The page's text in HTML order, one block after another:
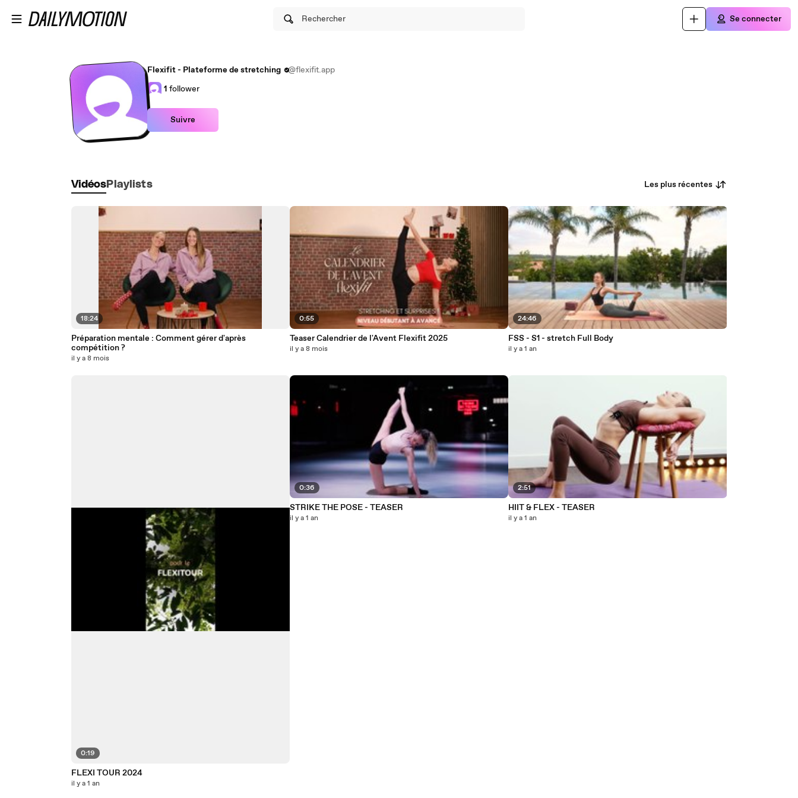
Rechercher Se connecter
Flexifit - Plateforme de stretching
@flexifit.app
1 follower
Suivre
Vidéos Playlists Les plus récentes
18:24
Préparation mentale : Comment gérer d'après
compétition ?
il y a 8 mois
0:19
FLEXI TOUR 2024
il y a 1 an
0:55
Teaser Calendrier de l'Avent Flexifit 2025
il y a 8 mois
0:36
STRIKE THE POSE - TEASER
il y a 1 an
24:46
FSS - S1 - stretch Full Body
il y a 1 an
2:51
HIIT & FLEX - TEASER
il y a 1 an